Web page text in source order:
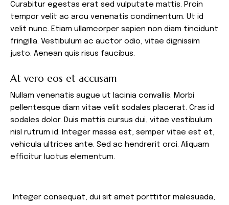
Curabitur egestas erat sed vulputate mattis. Proin
tempor velit ac arcu venenatis condimentum. Ut id
velit nunc. Etiam ullamcorper sapien non diam tincidunt
fringilla. Vestibulum ac auctor odio, vitae dignissim
justo. Aenean quis risus faucibus.
At vero eos et accusam
Nullam venenatis augue ut lacinia convallis. Morbi
pellentesque diam vitae velit sodales placerat. Cras id
sodales dolor. Duis mattis cursus dui, vitae vestibulum
nisl rutrum id. Integer massa est, semper vitae est et,
vehicula ultrices ante. Sed ac hendrerit orci. Aliquam
efficitur luctus elementum.
Integer consequat, dui sit amet porttitor malesuada,